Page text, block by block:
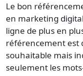
Le bon
en marketing
ligne de plus en
référencement est
souhaitable mais
seulement les